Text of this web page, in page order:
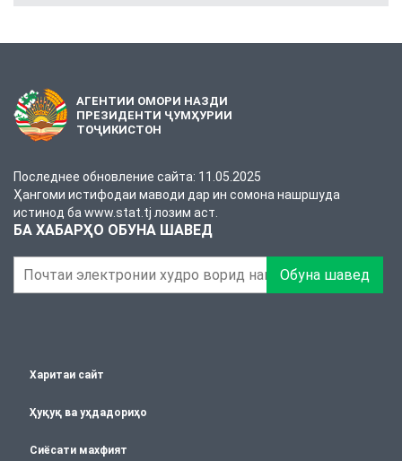
АГЕНТИИ ОМОРИ НАЗДИ
ПРЕЗИДЕНТИ ҶУМҲУРИИ
ТОҶИКИСТОН
Последнее обновление сайта: 11.05.2025
Ҳангоми истифодаи маводи дар ин сомона нашршуда
истинод ба www.stat.tj лозим аст.
БА ХАБАРҲО ОБУНА ШАВЕД
Обуна шавед
Харитаи сайт
Ҳуқуқ ва уҳдадориҳо
Сиёсати махфият